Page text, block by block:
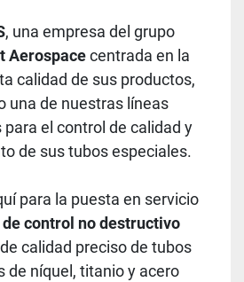
Aerospace centrada en la
calidad de sus productos,
una de nuestras líneas
el control de calidad y
de sus tubos especiales.
para la puesta en servicio
de control no destructivo
calidad preciso de tubos
de níquel, titanio y acero